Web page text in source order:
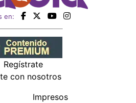
en:
Regístrate
con nosotros
Impresos